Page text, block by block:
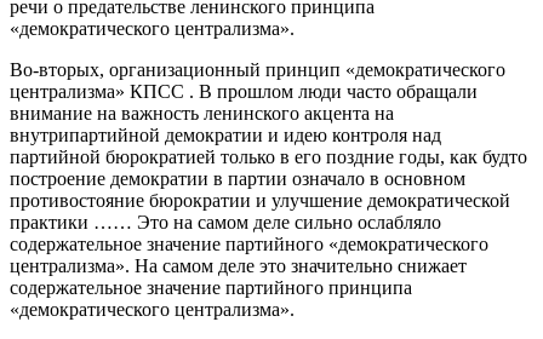
речи о предательстве ленинского принципа
«демократического централизма».
Во-вторых, организационный принцип «демократического
централизма» КПСС . В прошлом люди часто обращали
внимание на важность ленинского акцента на
внутрипартийной демократии и идею контроля над
партийной бюрократией только в его поздние годы, как будто
построение демократии в партии означало в основном
противостояние бюрократии и улучшение демократической
практики …… Это на самом деле сильно ослабляло
содержательное значение партийного «демократического
централизма». На самом деле это значительно снижает
содержательное значение партийного принципа
«демократического централизма».